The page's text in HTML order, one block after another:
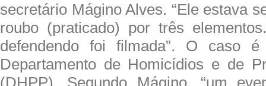
secretário Mágino Alves. “Ele estava
roubo (praticado) por três
defendendo foi filmada”. O caso é
Departamento de Homicídios e de
(DHPP). Segundo Mágino, “um